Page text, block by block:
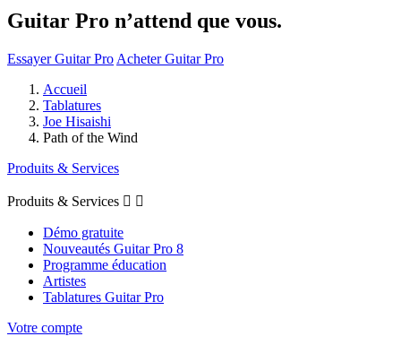
Guitar Pro n’attend que vous.
Essayer Guitar Pro Acheter Guitar Pro
Accueil
Tablatures
Joe Hisaishi
Path of the Wind
Produits & Services
Produits & Services  
Démo gratuite
Nouveautés Guitar Pro 8
Programme éducation
Artistes
Tablatures Guitar Pro
Votre compte